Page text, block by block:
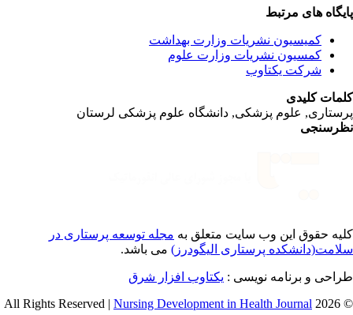
های مرتبط
کمیسیون نشریات وزارت بهداشت
کمسیون نشریات وزارت علوم
شرکت یکتاوب
کلیدی
علوم پزشکی, دانشگاه علوم پزشکی لرستان
حقوق این وب سایت متعلق بهمجله توسعه پرستاری در
پرستاری الیگودرز) می باشد.
و برنامه نویسی : یکتاوب افزار شرق
©
Nursing Development in Health Journal